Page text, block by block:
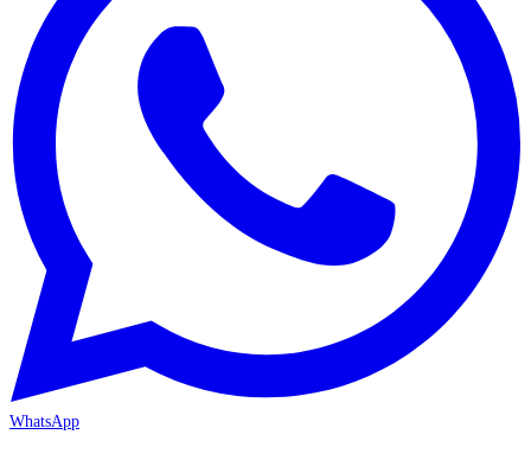
WhatsApp